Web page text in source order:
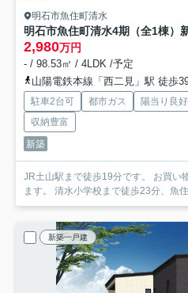
明石市魚住町清水
明石市魚住町清水4期（全1棟）
2,980万円
- / 98.53㎡ / 4LDK /予定
山陽電鉄本線「西二見」駅 徒歩
駐車2台可 都市ガス 陽当り良好
収納豊富
新築
JR土山駅まで徒歩19分です。 お買い
ます。 清水小学校まで徒歩23分、魚
新築一戸建